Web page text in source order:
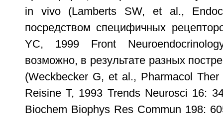
in vivo (Lamberts SW, et al.,
посредством специфичных
YC, 1999 Front
возможно, в результате разных
(Weckbecker G, et al., Pharmacol
Reisine T, 1993 Trends Neurosci 16:
Biochem Biophys Res Commun 198: